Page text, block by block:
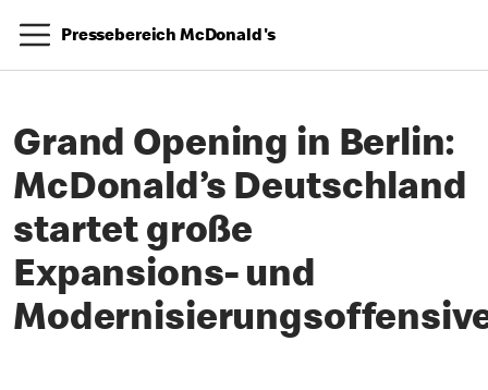
Pressebereich McDonald's
Grand Opening in Berlin:
McDonald’s Deutschland
startet große
Expansions- und